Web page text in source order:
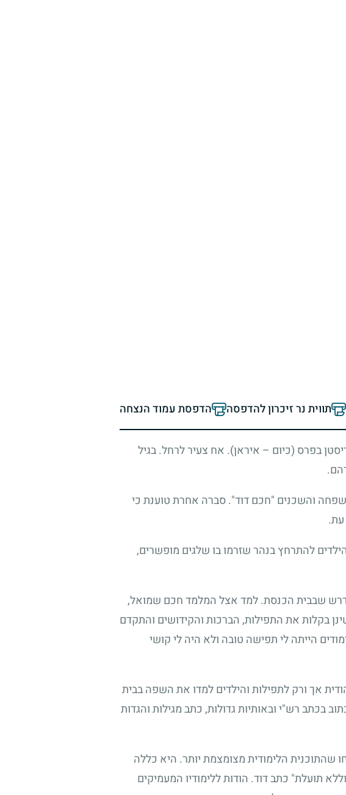
תווית נר זיכרון להדפסה הדפסת עמוד הנצחה
(1928) בעיר סקיז שבמחוז כורדיסטן בפרס (כיום – איראן). אח צעיר לרחל. בגיל
והשכנים "חכם דוד". סברה אחרת טוענת כי
עת.
להתרחץ בנהר שזרמו בו שלגים מופשרים,
המדרש שבבית הכנסת. למד אצל המלמד חכם שמואל,
בקלות את התפילות, הברכות והקידושים והתקדם
הייתה לי תפישה טובה ולא היה לי קושי
אך ורק לתפילות והילדים למדו את השפה בבית
בכתב רש"י ובאותיות גדולות, כתב מגילות והגדות
הלימודית מצומצמת יותר. היא כללה
תועלת" כתב דוד. הודות ללימודיו המעמיקים